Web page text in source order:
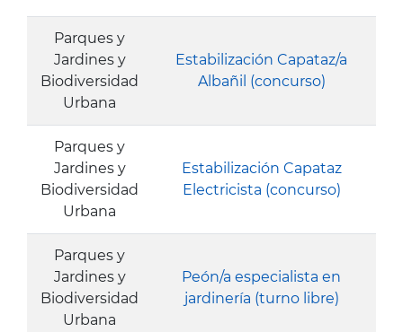
Parques y
Jardines y
Biodiversidad
Urbana
Estabilización Capataz/a
Albañil (concurso)
Parques y
Jardines y
Biodiversidad
Urbana
Estabilización Capataz
Electricista (concurso)
Parques y
Jardines y
Biodiversidad
Urbana
Peón/a especialista en
jardinería (turno libre)